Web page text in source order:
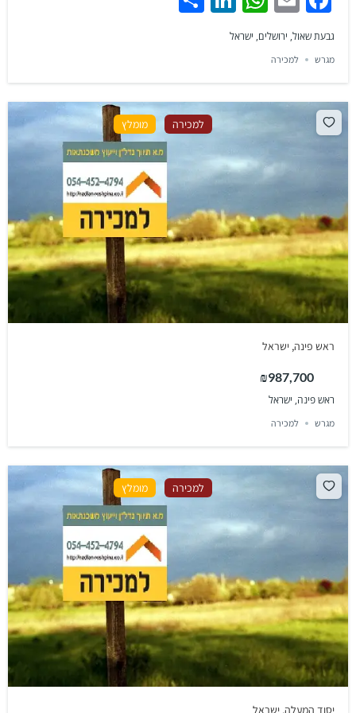
גבעת שאול, ירושלים, ישראל
מגרש למכירה
למכירה מומלץ
ראש פינה, ישראל
₪987,700
ראש פינה, ישראל
מגרש למכירה
למכירה מומלץ
יסוד המעלה, ישראל